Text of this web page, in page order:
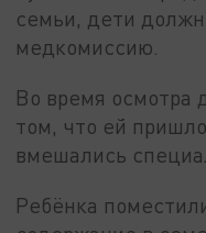
семьи, дети
медкомиссию.
Во время осмотра
том, что ей
вмешались
Ребёнка